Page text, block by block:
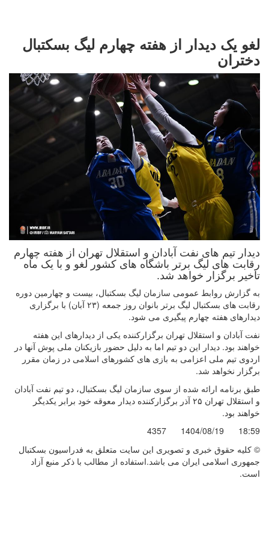
لغو یک دیدار از هفته چهارم لیگ بسکتبال
دختران
دیدار تیم های نفت آبادان و استقلال تهران از هفته چهارم
رقابت های لیگ برتر باشگاه های کشور لغو و با یک ماه
تاخیر برگزار خواهد شد.
به گزارش روابط عمومی سازمان لیگ بسکتبال، بیست و چهارمین دوره
رقابت های بسکتبال لیگ برتر بانوان روز جمعه (۲۳ آبان) با برگزاری
دیدارهای هفته چهارم پیگیری می شود.
نفت آبادان و استقلال تهران برگزارکننده یکی از دیدارهای این هفته
خواهند بود. دیدار این دو تیم اما به دلیل حضور بازیکنان ملی پوش آنها در
اردوی تیم ملی اعزامی به بازی های کشورهای اسلامی در زمان مقرر
برگزار نخواهد شد.
طبق برنامه ارائه شده از سوی سازمان لیگ بسکتبال، دو تیم نفت آبادان
و استقلال تهران ۲۵ آذر برگزارکننده دیدار معوقه خود برابر یکدیگر
خواهند بود.
18:59
1404/08/19
4357
© کليه حقوق خبری و تصويری اين سايت متعلق به فدراسیون بسکتبال
جمهوری اسلامی ایران می باشد.استفاده از مطالب با ذكر منبع آزاد
است.